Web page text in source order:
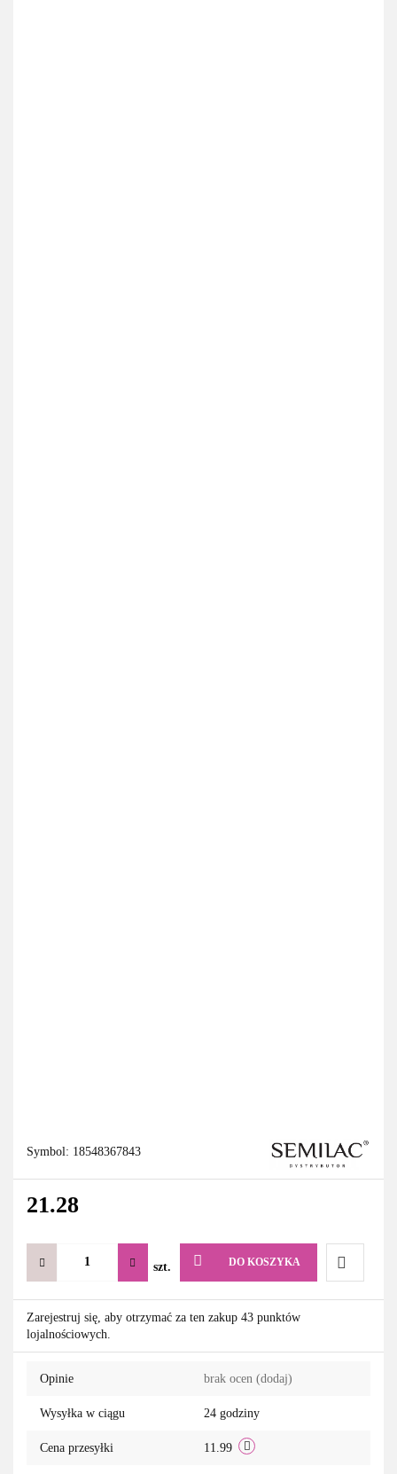
Symbol: 18548367843
21.28
szt. DO KOSZYKA
Do
Zarejestruj się, aby otrzymać za ten zakup 43 punktów
lojalnościowych.
Opinie brak ocen (dodaj)
Wysyłka w ciągu 24 godziny
Cena przesyłki 11.99